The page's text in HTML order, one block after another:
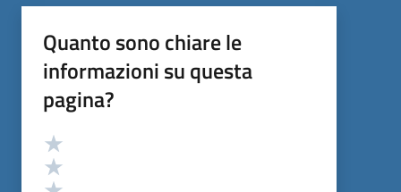
Quanto sono chiare le
informazioni su questa
pagina?
Valutazione